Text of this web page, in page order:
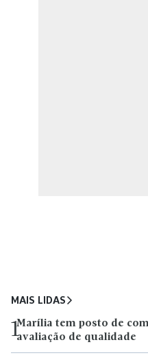
MAIS LIDAS
1Marília tem posto de
avaliação de qualidade